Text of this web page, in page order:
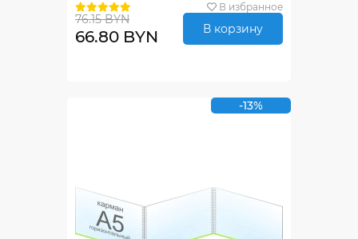
В избранное
76.15 BYN
66.80 BYN В корзину
-13%